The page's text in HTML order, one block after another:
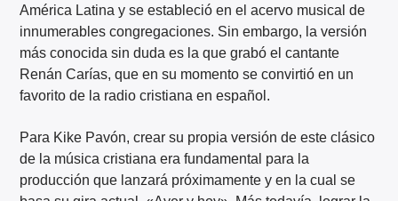
América Latina y se estableció en el acervo musical de
innumerables congregaciones. Sin embargo, la versión
más conocida sin duda es la que grabó el cantante
Renán Carías, que en su momento se convirtió en un
favorito de la radio cristiana en español.
Para Kike Pavón, crear su propia versión de este clásico
de la música cristiana era fundamental para la
producción que lanzará próximamente y en la cual se